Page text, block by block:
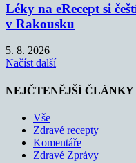
Léky na eRecept si
v Rakousku
5. 8. 2026
Načíst další
NEJČTENĚJŠÍ ČLÁNKY
Vše
Zdravé recepty
Komentáře
Zdravé Zprávy